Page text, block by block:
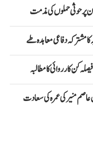
پر حوثی حملوں کی مذمت
مشترکہ دفاعی معاہدہ طے
کن کارروائی کا مطالبہ
منیر کی عمرہ کی سعادت